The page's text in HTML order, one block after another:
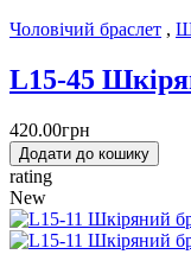
Чоловічий браслет ,
L15-45
420.00грн
Додати до кошику
rating
New